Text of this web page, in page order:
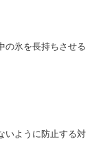
の氷を長持ちさせる
いように防止する対